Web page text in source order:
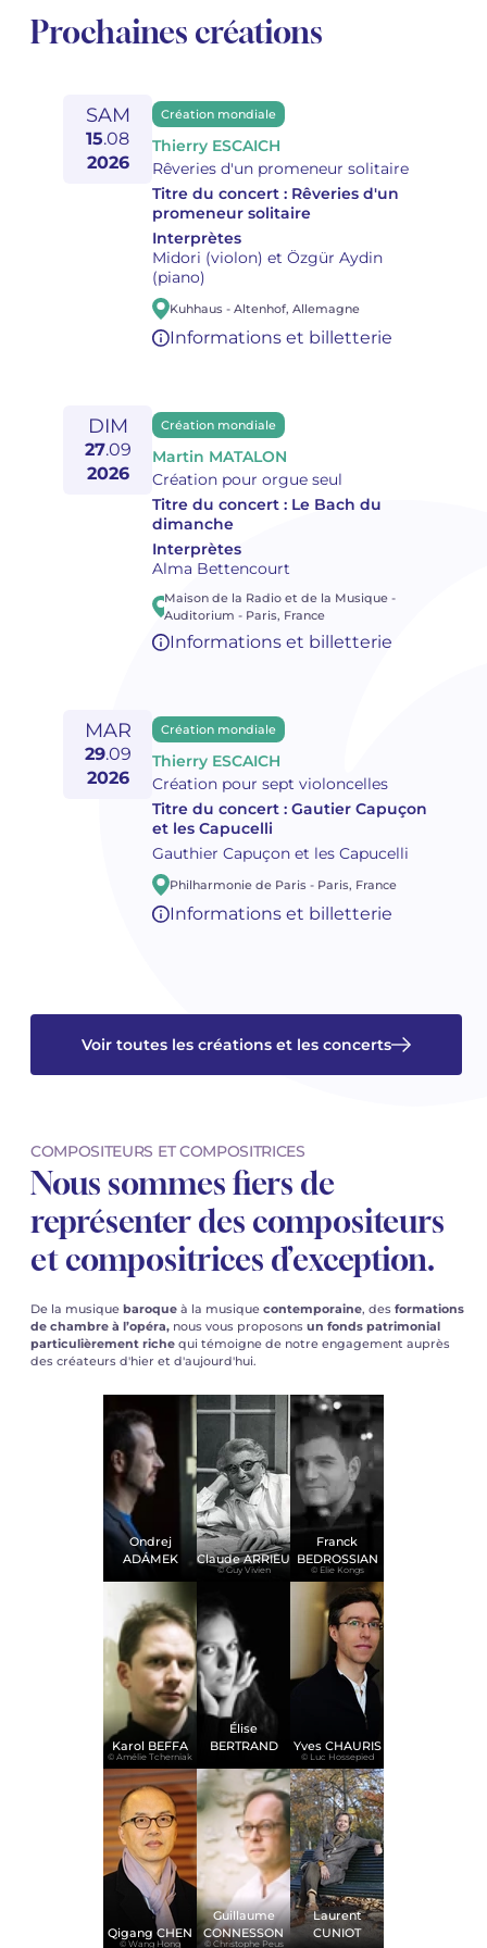
Prochaines créations
SAM
15.08
2026
Création mondiale
Thierry ESCAICH
Rêveries d'un promeneur solitaire
Titre du concert : Rêveries d'un
promeneur solitaire
Interprètes
Midori (violon) et Özgür Aydin
(piano)
Kuhhaus - Altenhof, Allemagne
Informations et billetterie
DIM
27.09
2026
Création mondiale
Martin MATALON
Création pour orgue seul
Titre du concert : Le Bach du
dimanche
Interprètes
Alma Bettencourt
Maison de la Radio et de la Musique -
Auditorium - Paris, France
Informations et billetterie
MAR
29.09
2026
Création mondiale
Thierry ESCAICH
Création pour sept violoncelles
Titre du concert : Gautier Capuçon
et les Capucelli
Gauthier Capuçon et les Capucelli
Philharmonie de Paris - Paris, France
Informations et billetterie
Voir toutes les créations et les concerts
COMPOSITEURS ET COMPOSITRICES
Nous sommes fiers de
représenter des compositeurs
et compositrices d’exception.
De la musique baroque à la musique contemporaine, des formations
de chambre à l’opéra, nous vous proposons un fonds patrimonial
particulièrement riche qui témoigne de notre engagement auprès
des créateurs d'hier et d'aujourd'hui.
Ondrej
ADÁMEK
© Guy Vivien
Claude ARRIEU
© Elie Kongs
Franck
BEDROSSIAN
© Amélie Tcherniak
Karol BEFFA
Élise
BERTRAND
© Luc Hossepied
Yves CHAURIS
© Wang Hong
Qigang CHEN
© Christophe Peus
Guillaume
CONNESSON
Laurent
CUNIOT